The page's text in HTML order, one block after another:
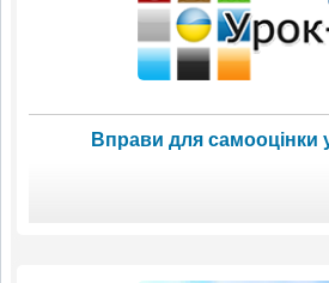
Вправи для самооцінки